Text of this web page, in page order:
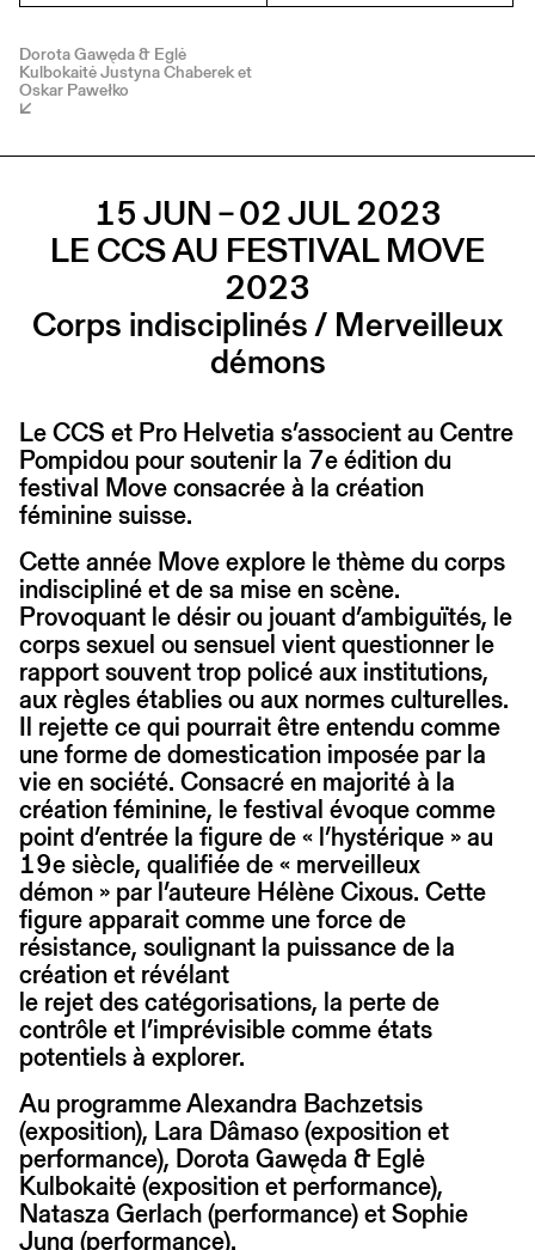
Dorota Gawęda & Eglė
Kulbokaitė Justyna Chaberek et
Oskar Pawełko
15 JUN – 02 JUL 2023
LE CCS AU FESTIVAL MOVE
2023
Corps indisciplinés / Merveilleux
démons
Le CCS et Pro Helvetia s’associent au Centre
Pompidou pour soutenir la 7e édition du
festival Move consacrée à la création
féminine suisse.
Cette année Move explore le thème du corps
indiscipliné et de sa mise en scène.
Provoquant le désir ou jouant d’ambiguïtés, le
corps sexuel ou sensuel vient questionner le
rapport souvent trop policé aux institutions,
aux règles établies ou aux normes culturelles.
Il rejette ce qui pourrait être entendu comme
une forme de domestication imposée par la
vie en société. Consacré en majorité à la
création féminine, le festival évoque comme
point d’entrée la figure de « l’hystérique » au
19e siècle, qualifiée de « merveilleux
démon » par l’auteure Hélène Cixous. Cette
figure apparait comme une force de
résistance, soulignant la puissance de la
création et révélant
le rejet des catégorisations, la perte de
contrôle et l’imprévisible comme états
potentiels à explorer.
Au programme Alexandra Bachzetsis
(exposition), Lara Dâmaso (exposition et
performance), Dorota Gawęda & Eglė
Kulbokaitė (exposition et performance),
Natasza Gerlach (performance) et Sophie
Jung (performance).